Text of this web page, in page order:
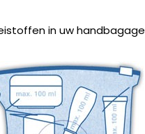
in uw handbagage